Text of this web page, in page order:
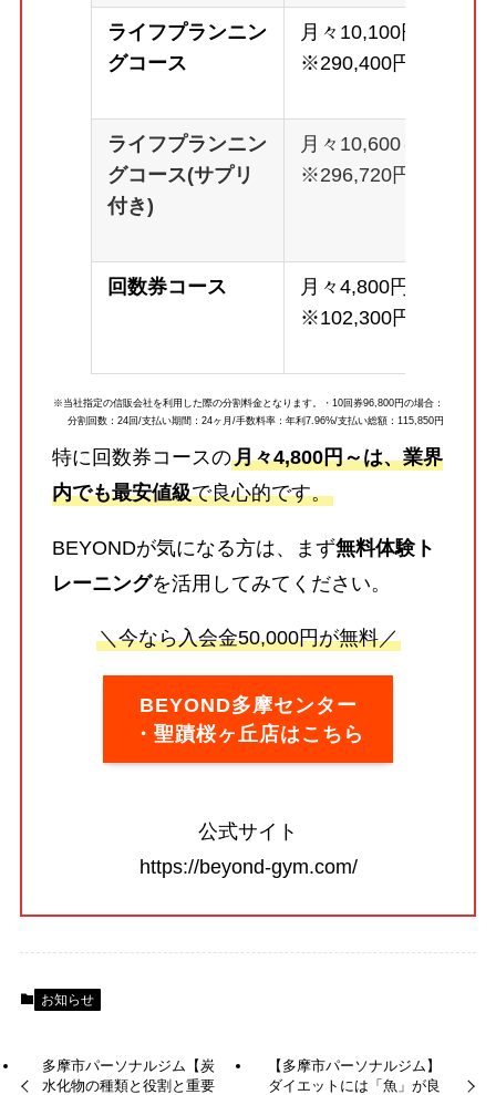
ライフプランニン
グコース
月々10,100円～
※290,400円
ライフプランニン
グコース(サプリ
付き)
月々10,600～
※296,720円
回数券コース
月々4,800円～
※102,300円
※当社指定の信販会社を利用した際の分割料金となります。・10回券96,800円の場合：
分割回数：24回/支払い期間：24ヶ月/手数料率：年利7.96%/支払い総額：115,850円
特に回数券コースの月々4,800円～は、業界
内でも最安値級で良心的です。
BEYONDが気になる方は、まず無料体験ト
レーニングを活用してみてください。
＼今なら入会金50,000円が無料／
BEYOND多摩センター
・聖蹟桜ヶ丘店はこちら
公式サイト
https://beyond-gym.com/
お知らせ
多摩市パーソナルジム【炭
水化物の種類と役割と重要
【多摩市パーソナルジム】
ダイエットには「魚」が良